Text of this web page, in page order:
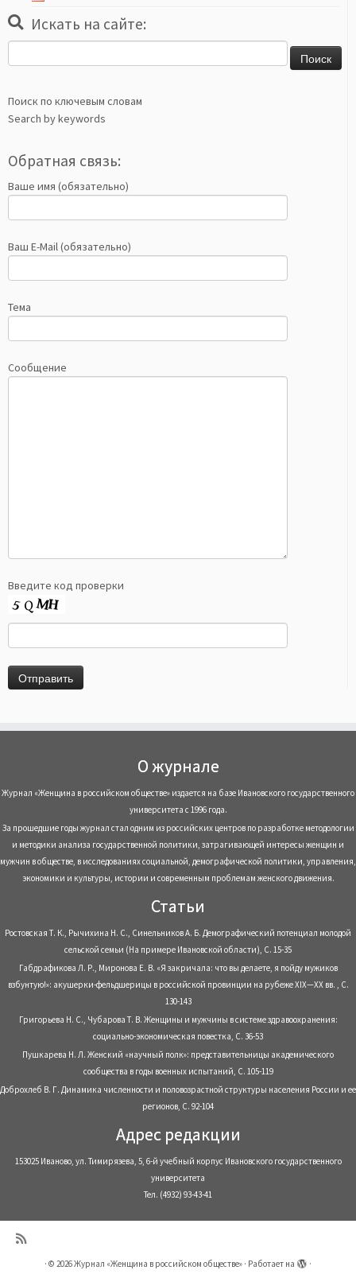
Искать на сайте:
Поиск по ключевым словам
Search by keywords
Обратная связь:
Ваше имя (обязательно)
Ваш E-Mail (обязательно)
Тема
Сообщение
Введите код проверки
О журнале
Журнал «Женщина в российском обществе» издается на базе Ивановского государственного
университета с 1996 года.
За прошедшие годы журнал стал одним из российских центров по разработке методологии
и методики анализа государственной политики, затрагивающей интересы женщин и
мужчин в обществе, в исследованиях социальной, демографической политики, управления,
экономики и культуры, истории и современным проблемам женского движения.
Статьи
Ростовская Т. К., Рычихина Н. С., Синельников А. Б. Демографический потенциал молодой
сельской семьи (На примере Ивановской области), С. 15-35
Габдрафикова Л. Р., Миронова Е. В. «Я закричала: что вы делаете, я пойду мужиков
взбунтую!»: акушерки-фельдшерицы в российской провинции на рубеже XIX—XX вв. , С.
130-143
Григорьева Н. С., Чубарова Т. В. Женщины и мужчины в системе здравоохранения:
социально-экономическая повестка, С. 36-53
Пушкарева Н. Л. Женский «научный полк»: представительницы академического
сообщества в годы военных испытаний, С. 105-119
Доброхлеб В. Г. Динамика численности и половозрастной структуры населения России и ее
регионов, С. 92-104
Адрес редакции
153025 Иваново, ул. Тимирязева, 5, 6-й учебный корпус Ивановского государственного
университета
Тел. (4932) 93-43-41
· © 2026Журнал «Женщина в российском обществе» · Работает на
·